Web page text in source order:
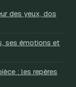
des yeux, dos
ses émotions et
: les repères